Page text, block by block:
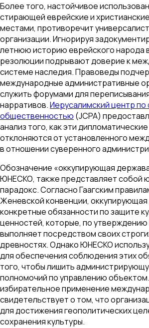
Более того, настойчивое
стирающей еврейские и
местами, противоречит
организации. Игнорируя
летнюю историю еврейского народа
резолюции подрывают доверие к
системе наследия. Правоведы
международные административные
служить форумами для
нарративов.Иерусалимский центр по
общественностью (JCPA)
анализ того, как эти
отклоняются от установленного
в отношении суверенного
Обозначение «оккупирующая
ЮНЕСКО, также представляет собой
парадокс. Согласно Гаагским
Женевской конвенции,
конкретные обязанности по защите
ценностей, которые, по утверждению
выполняет посредством своих
древностях. Однако ЮНЕСКО
для обеспечения соблюдения этих
того, чтобы лишить
полномочий по управлению
избирательное применение
свидетельствует о том, что
для достижения геополитических
сохранения культуры.